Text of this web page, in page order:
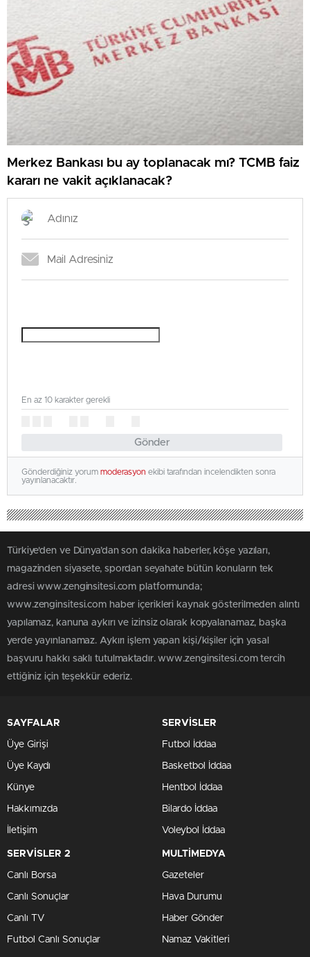
Merkez Bankası bu ay toplanacak mı? TCMB faiz
kararı ne vakit açıklanacak?
Gönder
En az 10 karakter gerekli
Gönderdiğiniz yorum moderasyon ekibi tarafından incelendikten sonra
yayınlanacaktır.
Türkiye'den ve Dünya’dan son dakika haberler, köşe yazıları,
magazinden siyasete, spordan seyahate bütün konuların tek
adresi www.zenginsitesi.com platformunda;
www.zenginsitesi.com haber içerikleri kaynak gösterilmeden alıntı
yapılamaz, kanuna aykırı ve izinsiz olarak kopyalanamaz, başka
yerde yayınlanamaz. Aykırı işlem yapan kişi/kişiler için yasal
başvuru hakkı saklı tutulmaktadır. www.zenginsitesi.com tercih
ettiğiniz için teşekkür ederiz.
SAYFALAR
Üye Girişi
Üye Kaydı
Künye
Hakkımızda
İletişim
SERVİSLER
Futbol İddaa
Basketbol İddaa
Hentbol İddaa
Bilardo İddaa
Voleybol İddaa
SERVİSLER 2
Canlı Borsa
Canlı Sonuçlar
Canlı TV
Futbol Canlı Sonuçlar
MULTİMEDYA
Gazeteler
Hava Durumu
Haber Gönder
Namaz Vakitleri